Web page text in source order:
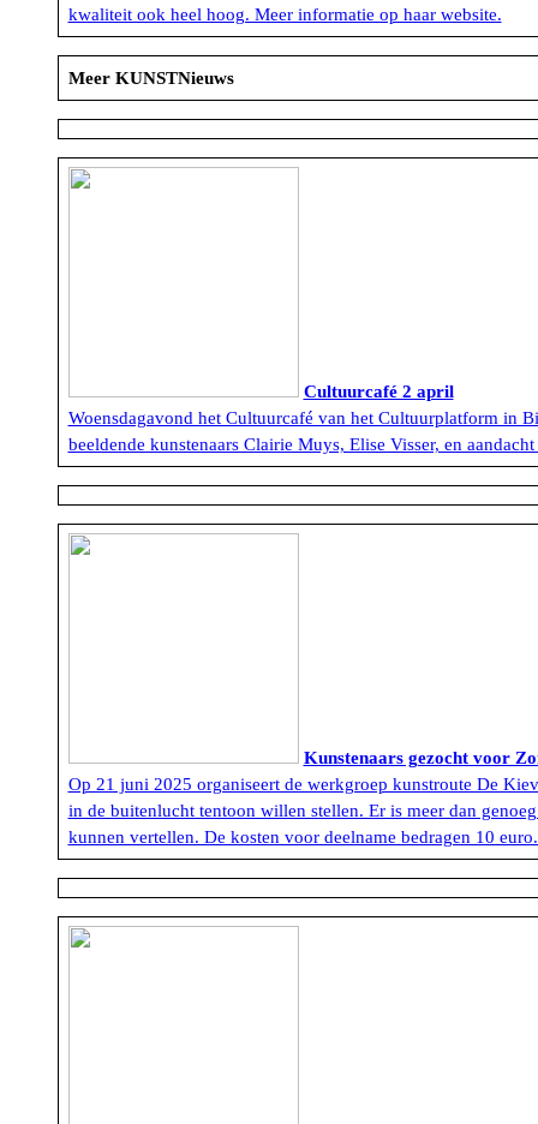
kwaliteit ook heel hoog. Meer informatie op haar website.
Meer KUNSTNieuws
Cultuurcafé 2 april
Woensdagavond het Cultuurcafé van het Cultuurplatform in
beeldende kunstenaars Clairie Muys, Elise Visser, en
Kunstenaars gezocht voor
Op 21 juni 2025 organiseert de werkgroep kunstroute De
in de buitenlucht tentoon willen stellen. Er is meer dan
kunnen vertellen. De kosten voor deelname bedragen 10